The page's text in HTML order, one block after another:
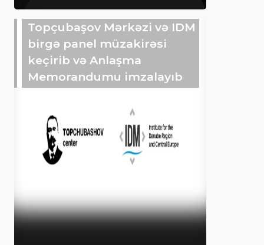
Topçubaşov Mərkəzi və IDM
birgə panel müzakirəsi
keçirib və Anlaşma
Memorandumu imzalayıb